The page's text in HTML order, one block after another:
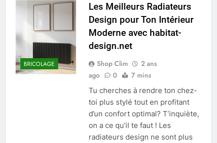
BRICOLAGE
Les Meilleurs Radiateurs
Design pour Ton Intérieur
Moderne avec habitat-
design.net
Shop Clim
2 ans
ago
0 7 mins
Tu cherches à rendre ton chez-
toi plus stylé tout en profitant
d’un confort optimal? T’inquiète,
on a ce qu’il te faut ! Les
radiateurs design ne sont plus